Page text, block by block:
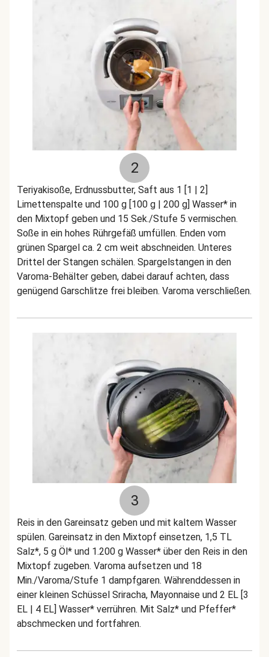
2
Teriyakisoße, Erdnussbutter, Saft aus 1 [1 | 2]
Limettenspalte und 100 g [100 g | 200 g] Wasser* in
den Mixtopf geben und 15 Sek./Stufe 5 vermischen.
Soße in ein hohes Rührgefäß umfüllen. Enden vom
grünen Spargel ca. 2 cm weit abschneiden. Unteres
Drittel der Stangen schälen. Spargelstangen in den
Varoma-Behälter geben, dabei darauf achten, dass
genügend Garschlitze frei bleiben. Varoma verschließen.
3
Reis in den Gareinsatz geben und mit kaltem Wasser
spülen. Gareinsatz in den Mixtopf einsetzen, 1,5 TL
Salz*, 5 g Öl* und 1.200 g Wasser* über den Reis in den
Mixtopf zugeben. Varoma aufsetzen und 18
Min./Varoma/Stufe 1 dampfgaren. Währenddessen in
einer kleinen Schüssel Sriracha, Mayonnaise und 2 EL [3
EL | 4 EL] Wasser* verrühren. Mit Salz* und Pfeffer*
abschmecken und fortfahren.